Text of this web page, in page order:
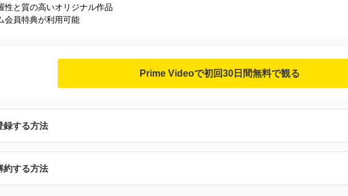
性と質の高いオリジナル作品
会員特典が利用可能
Prime Videoで初回30日間無料で観る
録する方法
約する方法